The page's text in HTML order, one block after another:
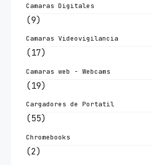
Camaras Digitales
(9)
Camaras Videovigilancia
(17)
Camaras web - Webcams
(19)
Cargadores de Portatil
(55)
Chromebooks
(2)